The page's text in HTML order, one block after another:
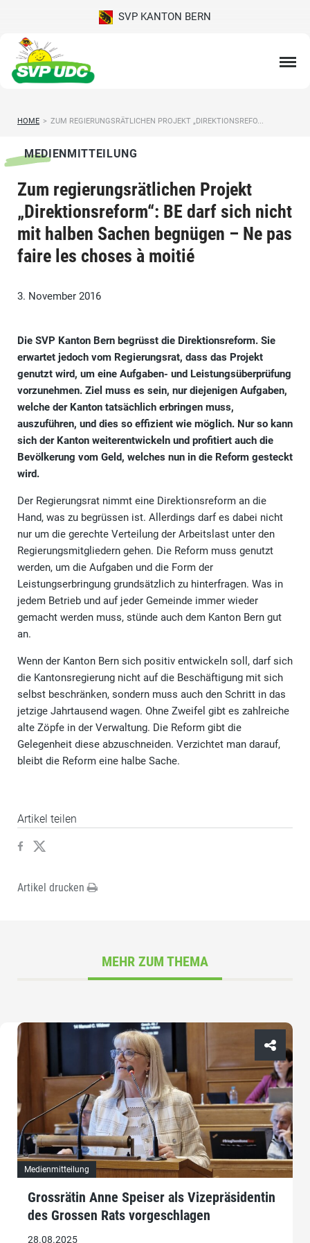
SVP KANTON BERN
HOME > ZUM REGIERUNGSRÄTLICHEN PROJEKT „DIREKTIONSREFO...
MEDIENMITTEILUNG
Zum regierungsrätlichen Projekt
„Direktionsreform“: BE darf sich nicht
mit halben Sachen begnügen – Ne pas
faire les choses à moitié
3. November 2016
Die SVP Kanton Bern begrüsst die Direktionsreform. Sie
erwartet jedoch vom Regierungsrat, dass das Projekt
genutzt wird, um eine Aufgaben- und Leistungsüberprüfung
vorzunehmen. Ziel muss es sein, nur diejenigen Aufgaben,
welche der Kanton tatsächlich erbringen muss,
auszuführen, und dies so effizient wie möglich. Nur so kann
sich der Kanton weiterentwickeln und profitiert auch die
Bevölkerung vom Geld, welches nun in die Reform gesteckt
wird.
Der Regierungsrat nimmt eine Direktionsreform an die
Hand, was zu begrüssen ist. Allerdings darf es dabei nicht
nur um die gerechte Verteilung der Arbeitslast unter den
Regierungsmitgliedern gehen. Die Reform muss genutzt
werden, um die Aufgaben und die Form der
Leistungserbringung grundsätzlich zu hinterfragen. Was in
jedem Betrieb und auf jeder Gemeinde immer wieder
gemacht werden muss, stünde auch dem Kanton Bern gut
an.
Wenn der Kanton Bern sich positiv entwickeln soll, darf sich
die Kantonsregierung nicht auf die Beschäftigung mit sich
selbst beschränken, sondern muss auch den Schritt in das
jetzige Jahrtausend wagen. Ohne Zweifel gibt es zahlreiche
alte Zöpfe in der Verwaltung. Die Reform gibt die
Gelegenheit diese abzuschneiden. Verzichtet man darauf,
bleibt die Reform eine halbe Sache.
Artikel teilen
Artikel drucken
MEHR ZUM THEMA
Medienmitteilung
Grossrätin Anne Speiser als Vizepräsidentin
des Grossen Rats vorgeschlagen
28.08.2025